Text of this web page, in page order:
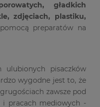
gładkich
zdjęciach, plastiku,
preparatów na
pisaczków
wygodne jest to, że
zawsze pod
i pracach mediowych -